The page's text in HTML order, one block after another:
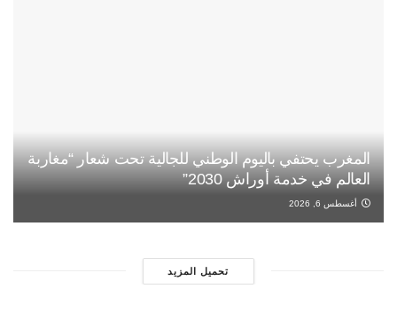
المغرب يحتفي باليوم الوطني للجالية تحت شعار “مغاربة
العالم في خدمة أوراش 2030”
أغسطس 6, 2026
تحميل المزيد